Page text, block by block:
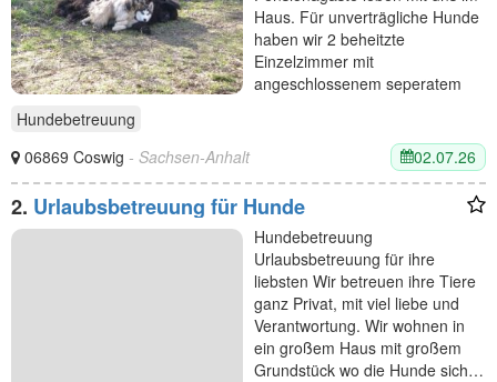
Haus. Für unverträgliche Hunde
haben wir 2 beheitzte
Einzelzimmer mit
angeschlossenem seperatem
Hundebetreuung
06869 Coswig - Sachsen-Anhalt 02.07.26
2. Urlaubsbetreuung für Hunde
Hundebetreuung
Urlaubsbetreuung für ihre
liebsten Wir betreuen ihre Tiere
ganz Privat, mit viel liebe und
Verantwortung. Wir wohnen in
ein großem Haus mit großem
Grundstück wo die Hunde sich…